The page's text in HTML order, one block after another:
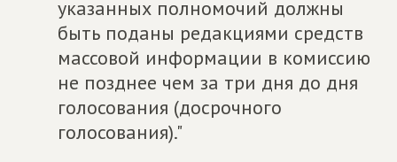
указанных полномочий должны
быть поданы редакциями средств
массовой информации в комиссию
не позднее чем за три дня до дня
голосования (досрочного
голосования)."